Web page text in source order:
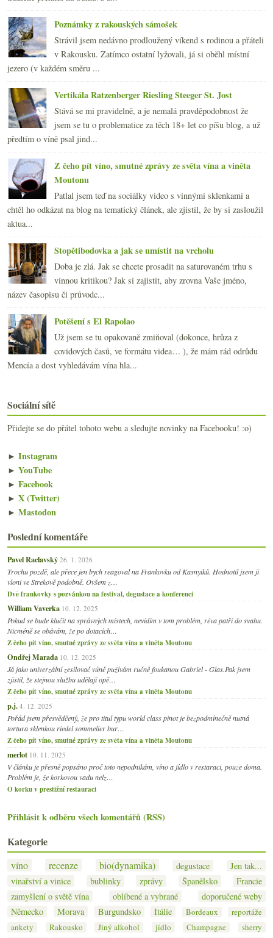
Poznámky z rakouských sámošek
Strávil jsem nedávno prodloužený víkend s rodinou a přáteli
v Rakousku. Zatímco ostatní lyžovali, já si oběhl místní
jezero (v každém směru ...
Vertikála Ratzenberger Riesling Steeger St. Jost
Stává se mi pravidelně, a je nemalá pravděpodobnost že
jsem se tu o problematice za těch 18+ let co píšu blog, a už
předtím o víně psal jind...
Z čeho pít víno, smutné zprávy ze světa vína a viněta
Moutonu
Patlal jsem teď na sociálky video s vinnými sklenkami a
chtěl ho odkázat na blog na tematický článek, ale zjistil, že by si zasloužil
aktua...
Stopětibodovka a jak se umístit na vrcholu
Doba je zlá. Jak se chcete prosadit na saturovaném trhu s
vinnou kritikou? Jak si zajistit, aby zrovna Vaše jméno,
název časopisu či průvodc...
Potěšení s El Rapolao
Už jsem se tu opakovaně zmiňoval (dokonce, hrůza z
covidových časů, ve formátu videa… ), že mám rád odrůdu
Mencía a dost vyhledávám vína hla...
Sociální sítě
Přidejte se do přátel tohoto webu a sledujte novinky na Facebooku! :o)
► Instagram
► YouTube
► Facebook
► X (Twitter)
► Mastodon
Poslední komentáře
Pavel Raclavský 26. 1. 2026
Trochu pozdě, ale přece jen bych reagoval na Frankovku od Kasnyiků. Hodnotil jsem ji
vloni ve Strekově podobně. Ovšem z…
Dvě frankovky s pozvánkou na festival, degustace a konferenci
William Vaverka 10. 12. 2025
Pokud se bude klučit na správných místech, nevidím v tom problém, réva patří do svahu.
Nicméně se obávám, že po dotacích…
Z čeho pít víno, smutné zprávy ze světa vína a viněta Moutonu
Ondřej Marada 10. 12. 2025
Já jako univerzální zesilovač vůně pužívám ručně foukanou Gabriel - Glas.Pak jsem
zjistil, že stejnou službu udělají opě…
Z čeho pít víno, smutné zprávy ze světa vína a viněta Moutonu
p.j. 4. 12. 2025
Pořád jsem přesvědčený, že pro titul typu world class pinot je bezpodmínečně nutná
tortura sklenkou riedel sommelier bur…
Z čeho pít víno, smutné zprávy ze světa vína a viněta Moutonu
merlot 10. 11. 2025
V článku je přesně popsáno proč toto nepodnikám, víno a jídlo v restaraci, pouze doma.
Problém je, že korkovou vadu nelz…
O korku v prestižní restauraci
Přihlásit k odběru všech komentářů (RSS)
Kategorie
víno recenze bio(dynamika) degustace
Jen tak...
vinařství a vinice
bublinky zprávy Španělsko
Francie
zamyšlení o světě vína
oblíbené a vybrané
doporučené weby
Německo
Morava Burgundsko Itálie Bordeaux
reportáže
ankety
Rakousko Jiný alkohol jídlo Champagne
sherry